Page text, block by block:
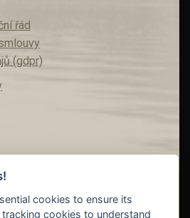
řád
(gdpr)
cookies to ensure its
cookies to understand